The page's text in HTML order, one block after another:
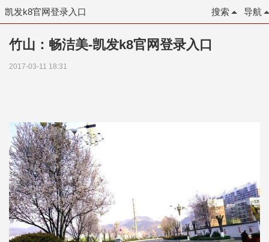
凯发k8官网登录入口 导航
搜索
竹山：畅洁美-凯发k8官网登录入口
2017-03-11 18:31